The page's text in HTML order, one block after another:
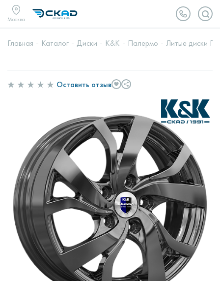
Москва
Главная Каталог Диски K&K Палермо Литые диски
Оставить отзыв